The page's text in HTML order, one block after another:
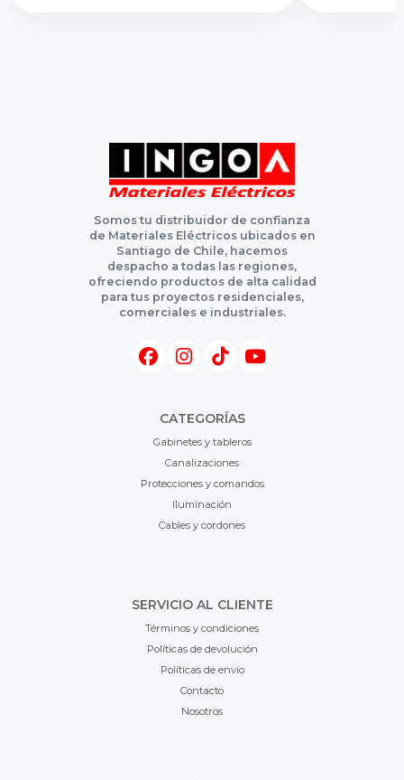
Somos tu distribuidor de confianza
de Materiales Eléctricos ubicados en
Santiago de Chile, hacemos
despacho a todas las regiones,
ofreciendo productos de alta calidad
para tus proyectos residenciales,
comerciales e industriales.
CATEGORÍAS
Gabinetes y tableros
Canalizaciones
Protecciones y comandos
Iluminación
Cables y cordones
SERVICIO AL CLIENTE
Términos y condiciones
Políticas de devolución
Políticas de envío
Contacto
Nosotros